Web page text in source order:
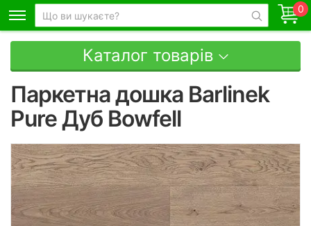
0
Каталог товарів
Паркетна дошка Barlinek
Pure Дуб Bowfell